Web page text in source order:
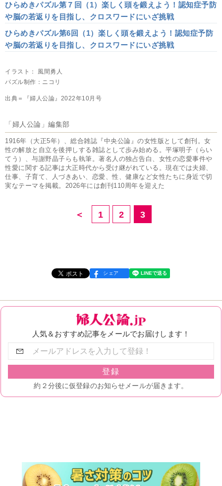
ひらめきパズル第７回（1）楽しく頭を鍛えよう！認知症予防
や脳の若返りを目指し、クロスワードにいざ挑戦
ひらめきパズル第6回（1）楽しく頭を鍛えよう！認知症予防
や脳の若返りを目指し、クロスワードにいざ挑戦
イラスト： 風間勇人
パズル制作：ニコリ
出典＝『婦人公論』2022年10月号
「婦人公論」編集部
1916年（大正5年）、総合雑誌『中央公論』の女性版として創刊。女
性の解放と自立を後押しする雑誌として歩み始める。平塚明子（らい
てう）、与謝野晶子らも執筆。著名人の独占告白、女性の恋愛事件や
性愛に関する記事は大正時代から受け継がれている。現在では夫婦、
仕事、子育て、人づきあい、恋愛、性、健康など女性たちに身近で切
実なテーマを掲載。2026年には創刊110周年を迎えた
＜ 1 2 3
シェア